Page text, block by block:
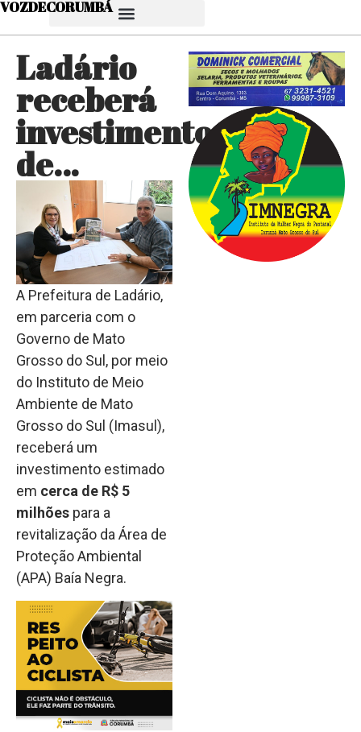
VOZDECORUMBÁ
Ladário
receberá
investimento
de…
A Prefeitura de Ladário,
em parceria com o
Governo de Mato
Grosso do Sul, por meio
do Instituto de Meio
Ambiente de Mato
Grosso do Sul (Imasul),
receberá um
investimento estimado
em cerca de R$ 5
milhões para a
revitalização da Área de
Proteção Ambiental
(APA) Baía Negra.